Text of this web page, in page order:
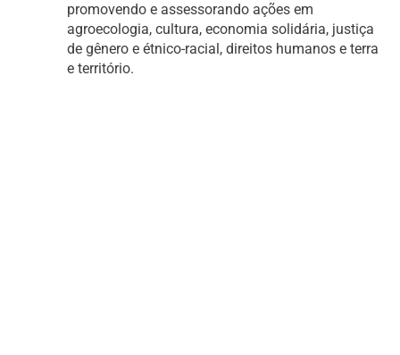
promovendo e assessorando ações em
agroecologia, cultura, economia solidária, justiça
de gênero e étnico-racial, direitos humanos e terra
e território.